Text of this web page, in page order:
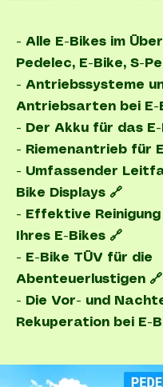
- Alle E-Bikes im
Pedelec, E-Bike, S-
- Antriebssysteme
Antriebsarten bei E-
- Der Akku für das E-
- Riemenantrieb für
- Umfassender
Bike Displays 🔗
- Effektive Reinigung
Ihres E-Bikes 🔗
- E-Bike TÜV für die
Abenteuerlustigen 🔗
- Die Vor- und
Rekuperation bei E-